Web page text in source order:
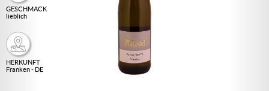
GESCHMACK
lieblich
HERKUNFT
Franken - DE